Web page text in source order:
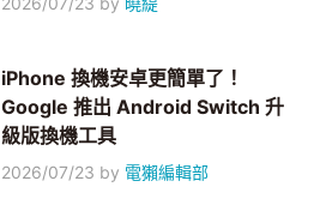
iPhone 換機安卓更簡單了！
Google 推出 Android Switch 升
級版換機工具
2026/07/23 by 電獺編輯部